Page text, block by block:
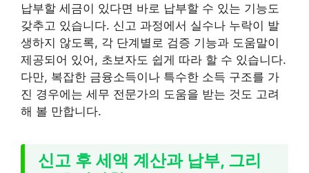
납부할 세금이 있다면 바로 납부할 수 있는 기능도
갖추고 있습니다. 신고 과정에서 실수나 누락이 발
생하지 않도록, 각 단계별로 검증 기능과 도움말이
제공되어 있어, 초보자도 쉽게 따라 할 수 있습니다.
다만, 복잡한 금융소득이나 특수한 소득 구조를 가
진 경우에는 세무 전문가의 도움을 받는 것도 고려
해 볼 만합니다.
신고 후 세액 계산과 납부, 그리